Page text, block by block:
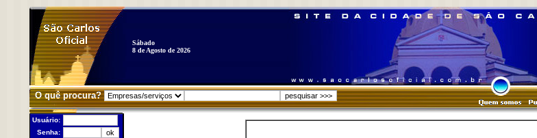
Sábado
8 de Agosto de 2026
O quê procura?
Usuário:
Senha: